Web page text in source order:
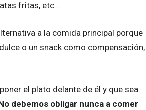
fritas, etc…
a la comida principal porque
o un snack como compensación,
el plato delante de él y que sea
debemos obligar nunca a comer